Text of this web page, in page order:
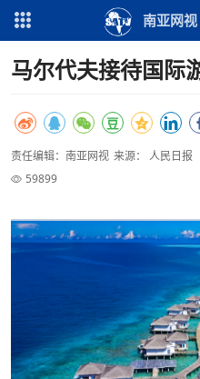
南亚网视
马尔代夫接待国际
责任编辑：南亚网视 来源： 人民日报
59899